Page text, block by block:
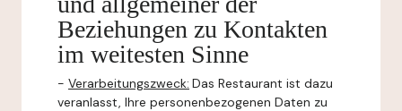
Beziehungen zu Kontakten
im weitesten Sinne
- Verarbeitungszweck: Das Restaurant ist dazu
veranlasst, Ihre personenbezogenen Daten zu